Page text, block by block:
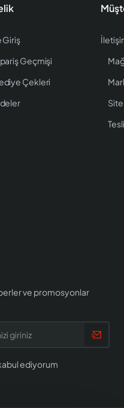
Giriş
Geçmişi
Çekleri
Site
ve promosyonlar
ediyorum